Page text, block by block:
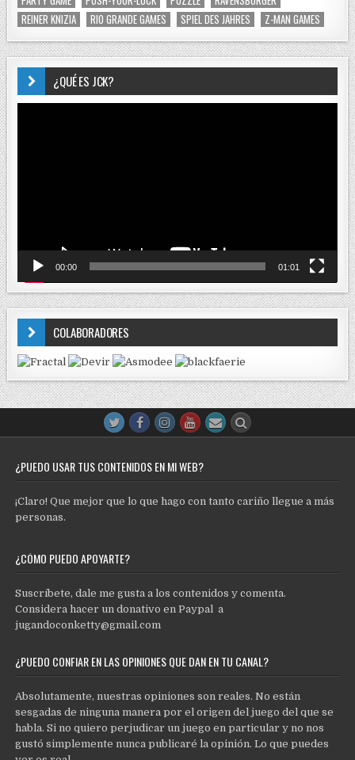
REINER KNIZIA
RIO GRANDE GAMES SPIEL DES JAHRES Z-MAN GAMES
¿QUÉ ES JCK?
00:00 01:01
COLABORADORES
¿PUEDO USAR TUS CONTENIDOS EN MI WEB?
¡Claro! Que mejor que lo que hago con tanto cariño llegue a más
personas.
¿CÓMO PUEDO APOYARTE?
Suscríbete, dale me gusta a los contenidos y comenta.
Considera hacer un donativo en Paypal a
jugandoconketty@gmail.com
¿PUEDO CONFIAR EN LAS OPINIONES QUE DAN EN TU CANAL?
Absolutamente, nuestras opiniones son reales. No están
sesgadas de ninguna manera por el origen del juego del que se
habla. Si no quiero perjudicar un juego en particular y no nos
gustó simplemente nunca publicaré la opinión. Lo que puedes